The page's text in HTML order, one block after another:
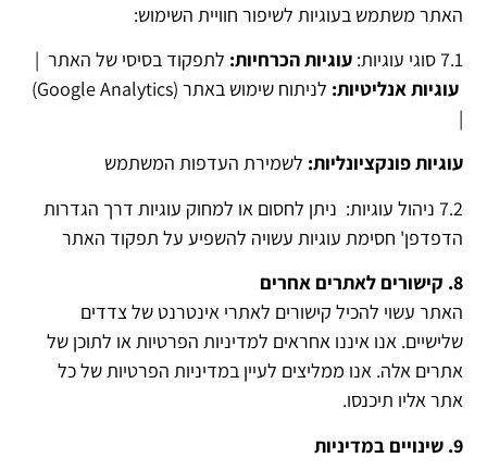
האתר משתמש בעוגיות לשיפור חוויית השימוש:
7.1 סוגי עוגיות:
עוגיות הכרחיות: לתפקוד בסיסי של האתר |
עוגיות אנליטיות:
לניתוח שימוש באתר (Google Analytics)
|
עוגיות פונקציונליות: לשמירת העדפות המשתמש
7.2 ניהול עוגיות: ניתן לחסום או למחוק עוגיות דרך הגדרות
הדפדפן' חסימת עוגיות עשויה להשפיע על תפקוד האתר
8. קישורים לאתרים אחרים
האתר עשוי להכיל קישורים לאתרי אינטרנט של צדדים
שלישיים. אנו איננו אחראים למדיניות הפרטיות או לתוכן של
אתרים אלה. אנו ממליצים לעיין במדיניות הפרטיות של כל
אתר אליו תיכנסו.
9. שינויים במדיניות